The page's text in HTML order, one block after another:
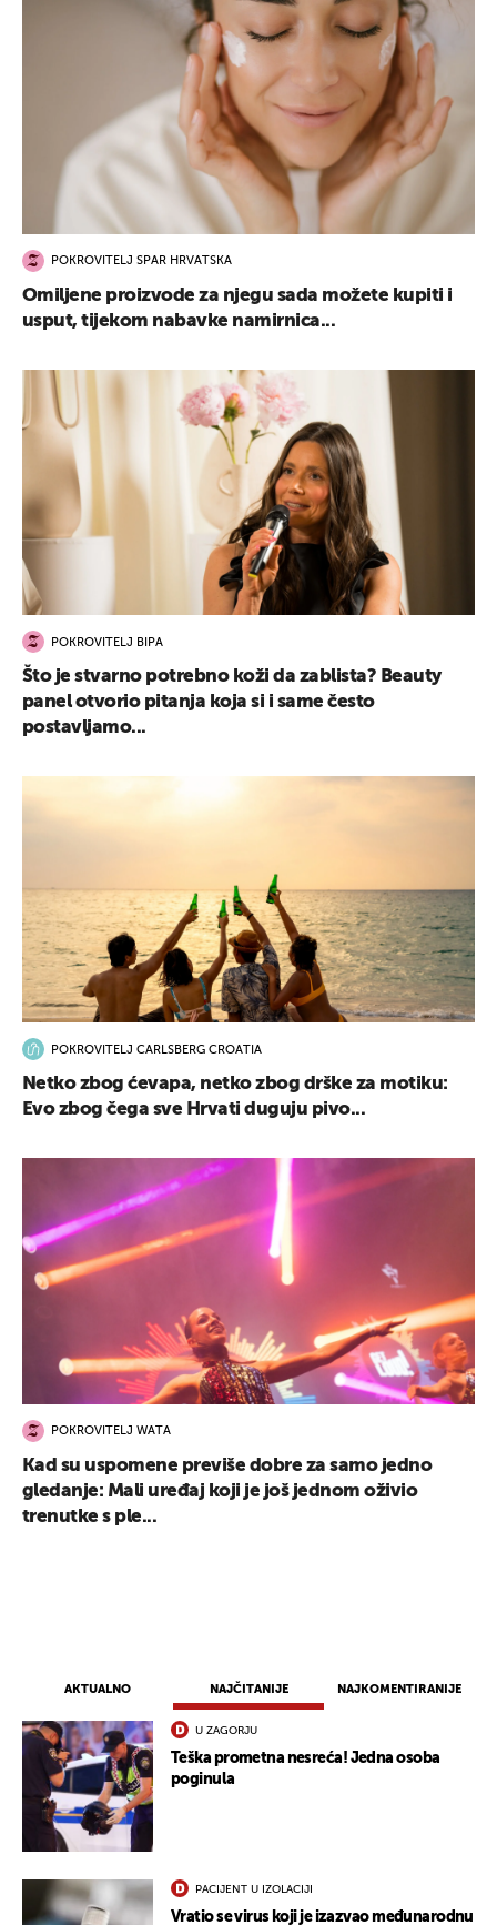
AKTUALNO NAJČITANIJE NAJKOMENTIRANIJE
U ZAGORJU
Teška prometna nesreća! Jedna osoba
poginula
PACIJENT U IZOLACIJI
Vratio se virus koji je izazvao međunarodnu
POKROVITELJ SPAR HRVATSKA
Omiljene proizvode za njegu sada možete kupiti i
usput, tijekom nabavke namirnica...
POKROVITELJ BIPA
Što je stvarno potrebno koži da zablista? Beauty
panel otvorio pitanja koja si i same često
postavljamo...
POKROVITELJ CARLSBERG CROATIA
Netko zbog ćevapa, netko zbog drške za motiku:
Evo zbog čega sve Hrvati duguju pivo...
POKROVITELJ WATA
Kad su uspomene previše dobre za samo jedno
gledanje: Mali uređaj koji je još jednom oživio
trenutke s ple...